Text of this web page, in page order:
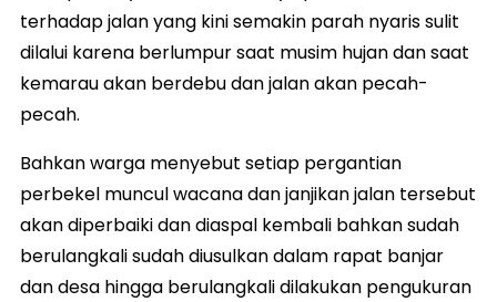
terhadap jalan yang kini semakin parah nyaris sulit
dilalui karena berlumpur saat musim hujan dan saat
kemarau akan berdebu dan jalan akan pecah-
pecah.
Bahkan warga menyebut setiap pergantian
perbekel muncul wacana dan janjikan jalan tersebut
akan diperbaiki dan diaspal kembali bahkan sudah
berulangkali sudah diusulkan dalam rapat banjar
dan desa hingga berulangkali dilakukan pengukuran